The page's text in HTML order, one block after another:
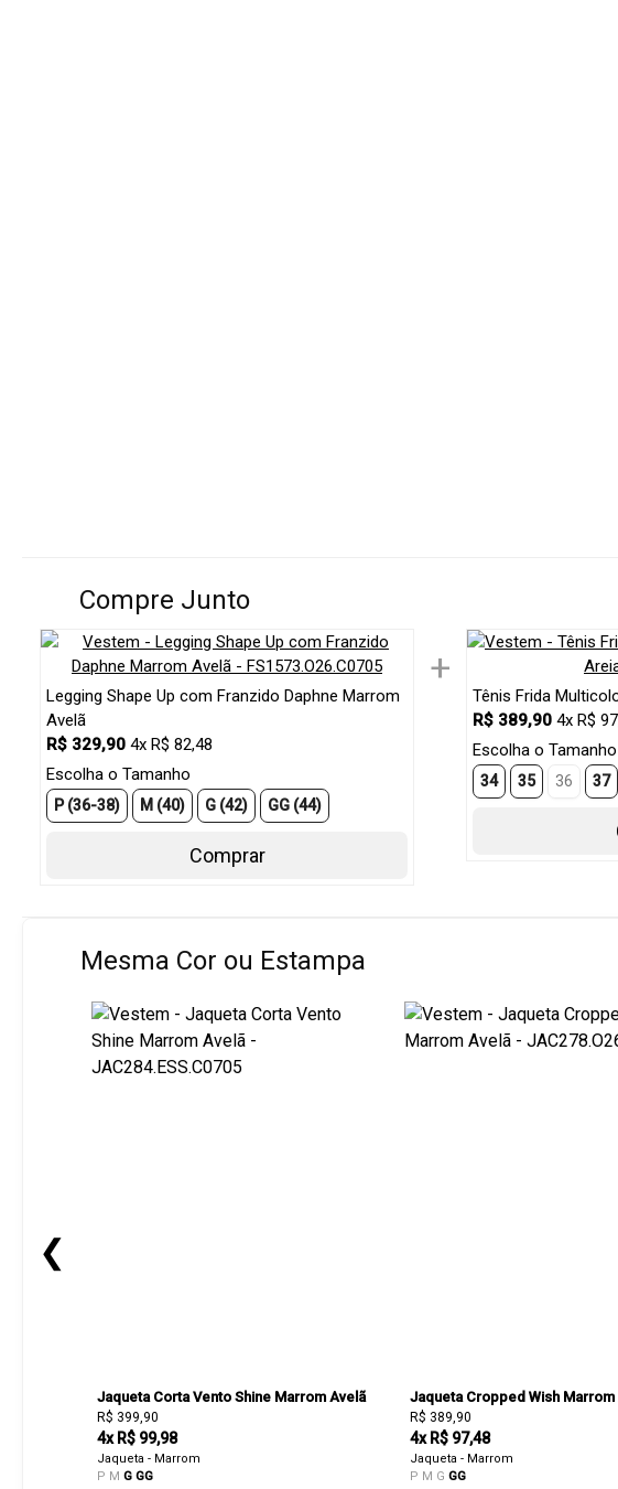
Compre Junto
Legging Shape Up com Franzido Daphne Marrom
Avelã
R$ 329,90 4x R$ 82,48
Escolha o Tamanho
P (36-38) M (40) G (42) GG (44)
Comprar
+
Tênis Frida
R$ 389,90 4x R$
Escolha o Tamanho
34 35 36 37
Mesma Cor ou Estampa
❮
Jaqueta Corta Vento Shine Marrom Avelã
R$ 399,90
4x R$ 99,98
Jaqueta - Marrom
P M G GG
Jaqueta Cropped Wish Marrom
R$ 389,90
4x R$ 97,48
Jaqueta - Marrom
P M G GG